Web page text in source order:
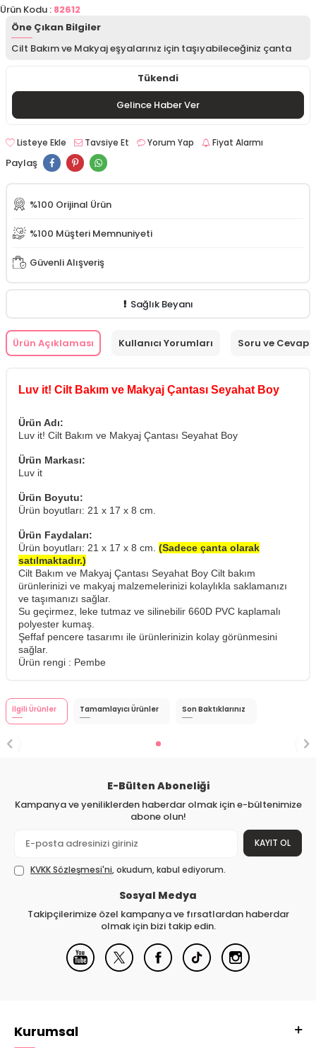
Ürün Kodu : 82612
Öne Çıkan Bilgiler
Cilt Bakım ve Makyaj eşyalarınız için taşıyabileceğiniz çanta
Tükendi
Gelince Haber Ver
Listeye Ekle Tavsiye Et Yorum Yap Fiyat Alarmı
Paylaş
%100 Orijinal Ürün
%100 Müşteri Memnuniyeti
Güvenli Alışveriş
Sağlık Beyanı
Ürün Açıklaması Kullanıcı Yorumları Soru ve Cevap
Luv it! Cilt Bakım ve Makyaj Çantası Seyahat Boy
Ürün Adı:
Luv it! Cilt Bakım ve Makyaj Çantası Seyahat Boy
Ürün Markası:
Luv it
Ürün Boyutu:
Ürün boyutları: 21 x 17 x 8 cm.
Ürün Faydaları:
Ürün boyutları: 21 x 17 x 8 cm. (Sadece çanta olarak
satılmaktadır.)
Cilt Bakım ve Makyaj Çantası Seyahat Boy Cilt bakım
ürünlerinizi ve makyaj malzemelerinizi kolaylıkla saklamanızı
ve taşımanızı sağlar.
Su geçirmez, leke tutmaz ve silinebilir 660D PVC kaplamalı
polyester kumaş.
Şeffaf pencere tasarımı ile ürünlerinizin kolay görünmesini
sağlar.
Ürün rengi : Pembe
İlgili Ürünler Tamamlayıcı Ürünler Son Baktıklarınız
E-Bülten Aboneliği
Kampanya ve yeniliklerden haberdar olmak için e-bültenimize
abone olun!
KAYIT OL
KVKK Sözleşmesi'ni, okudum, kabul ediyorum.
Sosyal Medya
Takipçilerimize özel kampanya ve fırsatlardan haberdar
olmak için bizi takip edin.
Kurumsal